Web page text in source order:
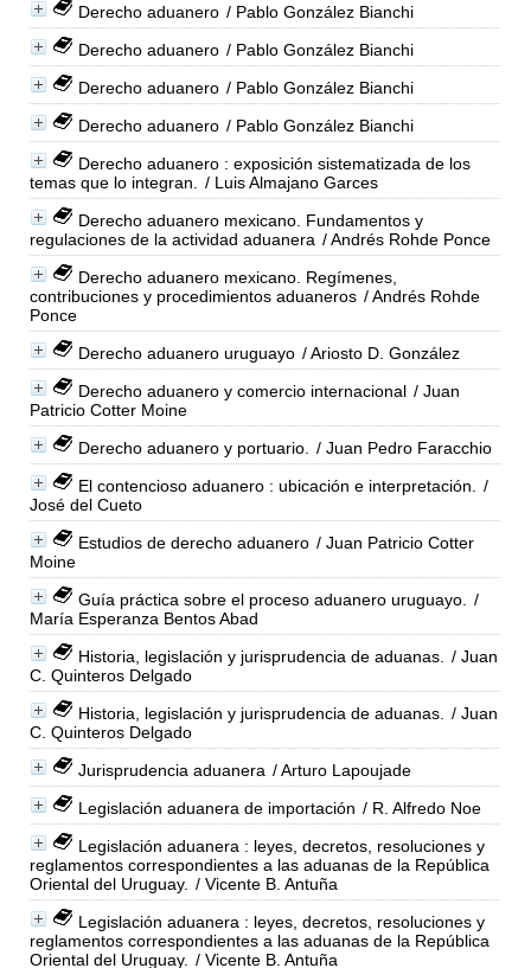
Derecho aduanero / Pablo González Bianchi
Derecho aduanero / Pablo González Bianchi
Derecho aduanero / Pablo González Bianchi
Derecho aduanero / Pablo González Bianchi
Derecho aduanero : exposición sistematizada de los
temas que lo integran.
/ Luis Almajano Garces
Derecho aduanero mexicano. Fundamentos y
regulaciones de la actividad aduanera / Andrés Rohde Ponce
Derecho aduanero mexicano. Regímenes,
contribuciones y procedimientos aduaneros / Andrés Rohde
Ponce
Derecho aduanero uruguayo / Ariosto D. González
Derecho aduanero y comercio internacional / Juan
Patricio Cotter Moine
Derecho aduanero y portuario.
/ Juan Pedro Faracchio
El contencioso aduanero : ubicación e interpretación.
/
José del Cueto
Estudios de derecho aduanero / Juan Patricio Cotter
Moine
Guía práctica sobre el proceso aduanero uruguayo.
/
María Esperanza Bentos Abad
Historia, legislación y jurisprudencia de aduanas.
/ Juan
C. Quinteros Delgado
Historia, legislación y jurisprudencia de aduanas.
/ Juan
C. Quinteros Delgado
Jurisprudencia aduanera / Arturo Lapoujade
Legislación aduanera de importación / R. Alfredo Noe
Legislación aduanera : leyes, decretos, resoluciones y
reglamentos correspondientes a las aduanas de la República
Oriental del Uruguay. / Vicente B. Antuña
Legislación aduanera : leyes, decretos, resoluciones y
reglamentos correspondientes a las aduanas de la República
Oriental del Uruguay. / Vicente B. Antuña